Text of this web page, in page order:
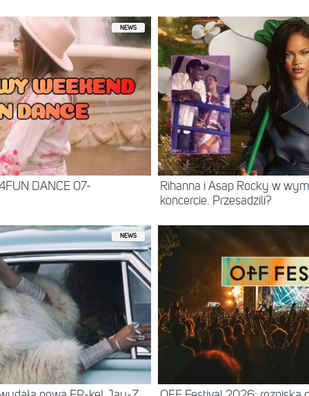
NEWS
DANCE 07-
Rihanna i Asap Rocky w
koncercie. Przesadzili?
NEWS